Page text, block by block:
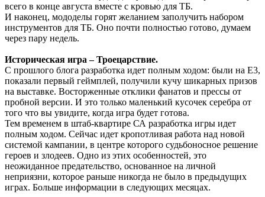
всего в конце августа вместе с кровью для ТБ.
И наконец, мододелы горят желанием заполучить набором
инструментов для ТБ. Оно почти полностью готово, думаем
через пару недель.
Историческая игра – Троецарствие.
С прошлого блога разработка идет полным ходом: были на Е3,
показали первый геймплей, получили кучу шикарных призов
на выставке. Восторженные отклики фанатов и прессы от
пробной версии. И это только маленький кусочек серебра от
того что вы увидите, когда игра будет готова.
Тем временем в штаб-квартире СА разработка игры идет
полным ходом. Сейчас идет кропотливая работа над новой
системой кампании, в центре которого судьбоносное решение
героев и злодеев. Одно из этих особенностей, это
неожиданное предательство, основанное на личной
неприязни, которое раньше никогда не было в предыдущих
играх. Больше информации в следующих месяцах.